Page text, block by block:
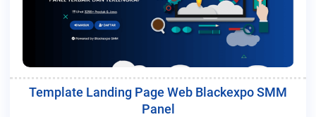
Template Landing Page Web Blackexpo SMM
Panel